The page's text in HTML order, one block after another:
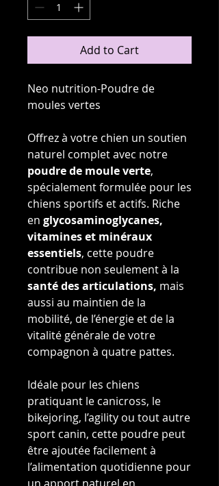
Add to Cart
Neo nutrition-Poudre de
moules vertes
Offrez à votre chien un soutien
naturel complet avec notre
poudre de moule verte,
spécialement formulée pour les
chiens sportifs et actifs. Riche
en glycosaminoglycanes,
vitamines et minéraux
essentiels, cette poudre
contribue non seulement à la
santé des articulations, mais
aussi au maintien de la
mobilité, de l’énergie et de la
vitalité générale de votre
compagnon à quatre pattes.
Idéale pour les chiens
pratiquant le canicross, le
bikejoring, l’agility ou tout autre
sport canin, cette poudre peut
être ajoutée facilement à
l’alimentation quotidienne pour